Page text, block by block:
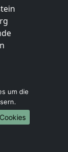
Main
um die